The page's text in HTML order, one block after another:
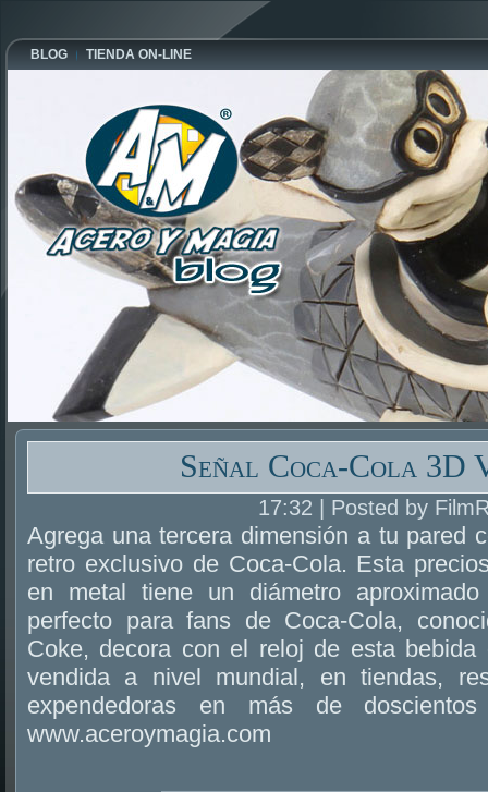
BLOG TIENDA ON-LINE
Señal Coca-Cola 3D
17:32 | Posted by
Agrega una tercera dimensión a tu pared
retro exclusivo de Coca-Cola. Esta
en metal tiene un diámetro
perfecto para fans de Coca-Cola,
Coke, decora con el reloj de esta bebida
vendida a nivel mundial, en tiendas,
expendedoras en más de
www.aceroymagia.com